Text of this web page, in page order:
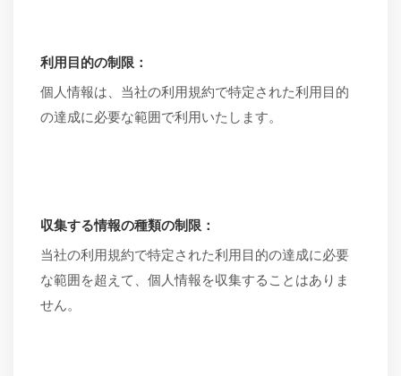
利用目的の制限：
個人情報は、当社の利用規約で特定された利用目的
の達成に必要な範囲で利用いたします。
収集する情報の種類の制限：
当社の利用規約で特定された利用目的の達成に必要
な範囲を超えて、個人情報を収集することはありま
せん。